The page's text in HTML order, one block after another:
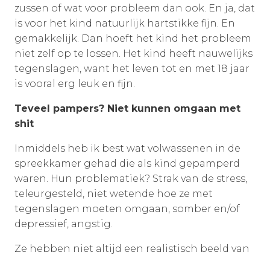
zussen of wat voor probleem dan ook. En ja, dat
is voor het kind natuurlijk hartstikke fijn. En
gemakkelijk. Dan hoeft het kind het probleem
niet zelf op te lossen. Het kind heeft nauwelijks
tegenslagen, want het leven tot en met 18 jaar
is vooral erg leuk en fijn.
Teveel pampers? Niet kunnen omgaan met
shit
Inmiddels heb ik best wat volwassenen in de
spreekkamer gehad die als kind gepamperd
waren. Hun problematiek? Strak van de stress,
teleurgesteld, niet wetende hoe ze met
tegenslagen moeten omgaan, somber en/of
depressief, angstig.
Ze hebben niet altijd een realistisch beeld van